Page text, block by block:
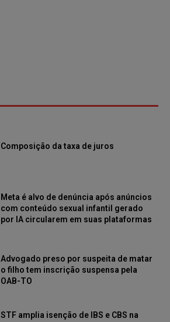
Composição da taxa de juros
Meta é alvo de denúncia após anúncios
com conteúdo sexual infantil gerado
por IA circularem em suas plataformas
Advogado preso por suspeita de matar
o filho tem inscrição suspensa pela
OAB-TO
STF amplia isenção de IBS e CBS na